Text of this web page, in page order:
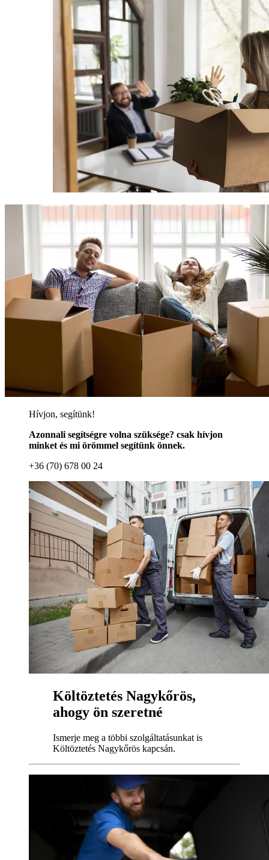
Hívjon, segítünk!
Azonnali segítségre volna szüksége? csak hívjon
minket és mi örömmel segítünk önnek.
+36 (70) 678 00 24
Költöztetés Nagykőrös,
ahogy ön szeretné
Ismerje meg a többi szolgáltatásunkat is
Költöztetés Nagykőrös kapcsán.